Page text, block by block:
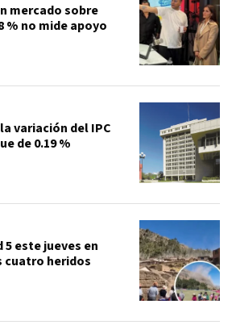
mercado sobre
% no mide apoyo
variación del IPC
de 0.19 %
este jueves en
cuatro heridos